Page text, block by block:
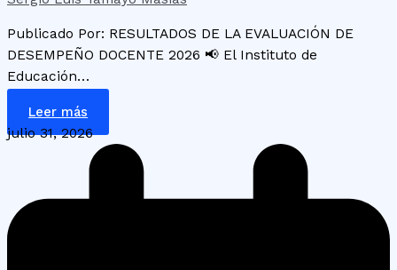
Publicado Por: RESULTADOS DE LA EVALUACIÓN DE
DESEMPEÑO DOCENTE 2026 📢 El Instituto de
Educación…
Leer más
julio 31, 2026